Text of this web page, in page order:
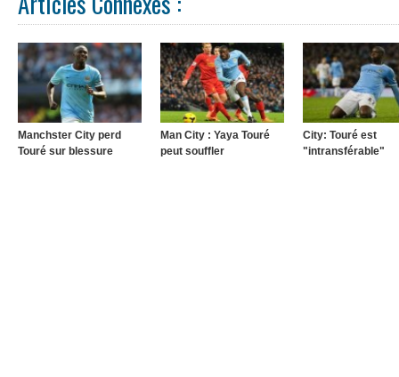
Manchster City perd
Touré sur blessure
Man City : Yaya Touré
peut souffler
City: Touré est
"intransférable"